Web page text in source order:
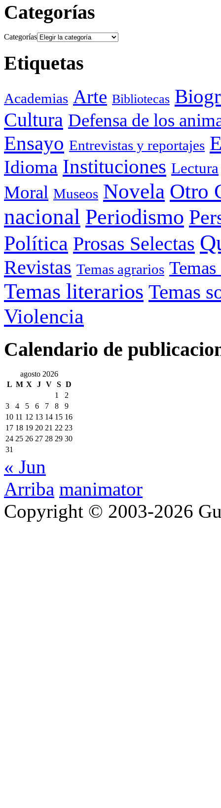
Categorías
Categorías
Etiquetas
Academias Arte Bibliotecas
Cultura Defensa de los
Ensayo Entrevistas y reportajes
Idioma Instituciones Lectura
Moral Museos Novela Otro
nacional Periodismo
Política Prosas Selectas
Revistas Temas agrarios
Temas literarios Temas
Violencia
Calendario de
agosto 2026
L M X J V S D
1
2
3
4 5 6 7 8
9
10 11 12 13 14 15 16
17 18 19 20 21 22 23
24 25 26 27 28 29 30
31
« Jun
Arriba manimator
Copyright © 2003-2026